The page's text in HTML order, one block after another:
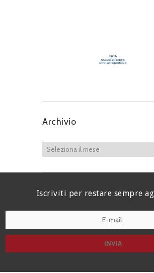
Archivio
Iscriviti per restare sempre